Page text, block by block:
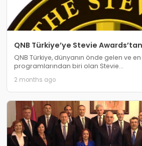
QNB Türkiye’ye Stevie
QNB Türkiye, dünyanın önde gelen ve
programlarından biri olan Stevie...
2 months ago